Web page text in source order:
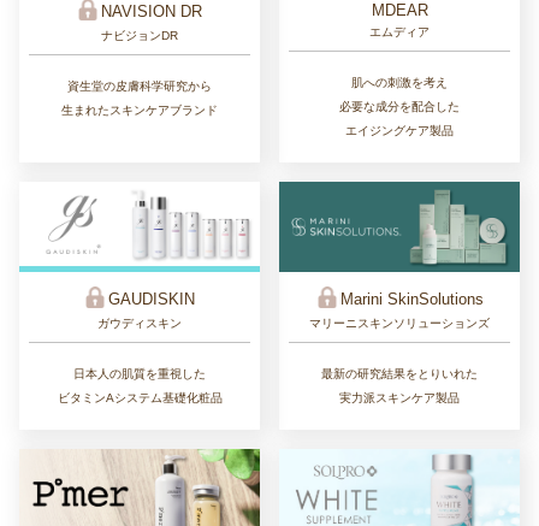
NAVISION DR
ナビジョンDR
資生堂の皮膚科学研究から
生まれたスキンケアブランド
MDEAR
エムディア
肌への刺激を考え
必要な成分を配合した
エイジングケア製品
GAUDISKIN
ガウディスキン
日本人の肌質を重視した
ビタミンAシステム基礎化粧品
Marini SkinSolutions
マリーニスキンソリューションズ
最新の研究結果をとりいれた
実力派スキンケア製品